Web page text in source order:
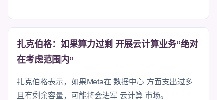
扎克伯格：如果算力过剩 开展云计算业务“绝对
在考虑范围内”
扎克伯格表示，如果Meta在 数据中心 方面支出过多
且有剩余容量，可能将会进军 云计算 市场。